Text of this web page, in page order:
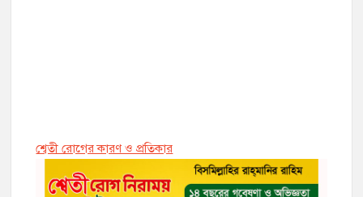
শ্বেতী রোগের কারণ ও প্রতিকার